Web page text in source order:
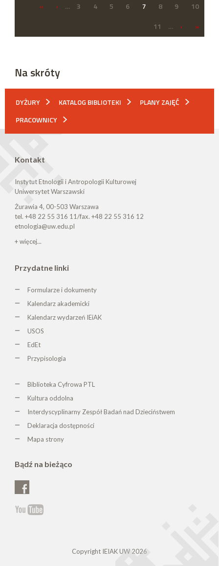
« ‹ … 3 4 5 6 7 8 9
10
11
… › »
Na skróty
DYŻURY KATALOG BIBLIOTEKI
PLANY ZAJĘĆ
PRACOWNICY
Kontakt
Instytut Etnologii i Antropologii Kulturowej
Uniwersytet Warszawski
Żurawia 4, 00-503 Warszawa
tel. +48 22 55 316 11/fax. +48 22 55 316 12
etnologia@uw.edu.pl
+ więcej...
Przydatne linki
Formularze i dokumenty
Kalendarz akademicki
Kalendarz wydarzeń IEiAK
USOS
EdEt
Przypisologia
Biblioteka Cyfrowa PTL
Kultura oddolna
Interdyscyplinarny Zespół Badań nad Dzieciństwem
Deklaracja dostępności
Mapa strony
Bądź na bieżąco
Copyright IEIAK UW 2026